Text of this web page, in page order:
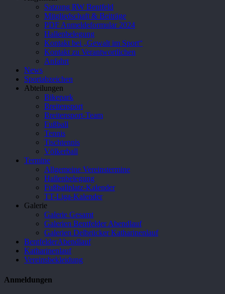
Satzung RW Bentfeld
Mitgliedschaft & Beiträge
PDF Anmeldeformular 2024
Hallenbelegung
Kontakt bei „Gewalt im Sport“
Kontakt zu Verantwortlichen
Anfahrt
News
Sportabzeichen
Abteilungen
Bikepark
Breitensport
Breitensport-Team
Fußball
Tennis
Tischtennis
Völkerball
Termine
Allgemeine Vereinstermine
Hallenbelegung
Fußballplatz-Kalender
TT-Liga-Kalender
Galerie
Galerie Gesamt
Galerien Bentfelder Abendlauf
Galerien Delbrücker Katharinenlauf
BentfelderAbendlauf
Katharinenlauf
Vereinsbekleidung
Anmeldungen